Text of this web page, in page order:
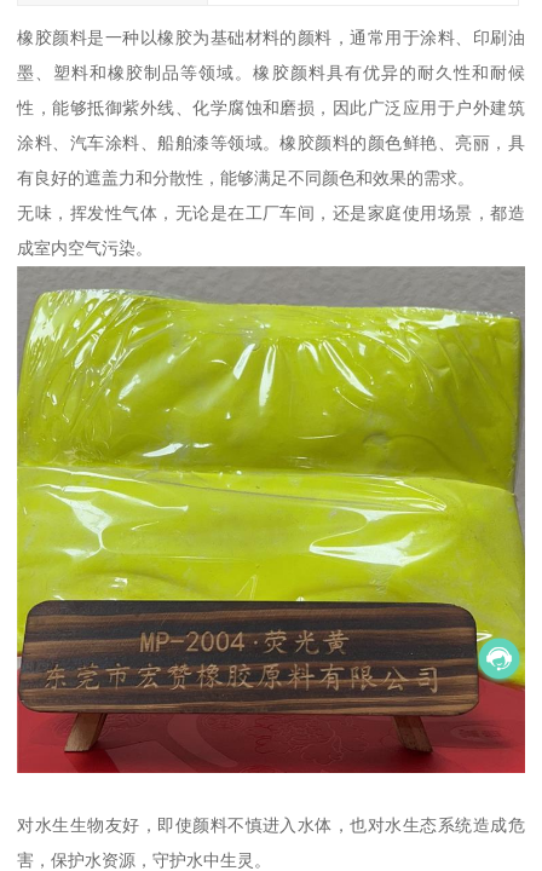
橡胶颜料是一种以橡胶为基础材料的颜料，通常用于涂料、印刷油
墨、塑料和橡胶制品等领域。橡胶颜料具有优异的耐久性和耐候
性，能够抵御紫外线、化学腐蚀和磨损，因此广泛应用于户外建筑
涂料、汽车涂料、船舶漆等领域。橡胶颜料的颜色鲜艳、亮丽，具
有良好的遮盖力和分散性，能够满足不同颜色和效果的需求。
无味，挥发性气体，无论是在工厂车间，还是家庭使用场景，都造
成室内空气污染。
对水生生物友好，即使颜料不慎进入水体，也对水生态系统造成危
害，保护水资源，守护水中生灵。